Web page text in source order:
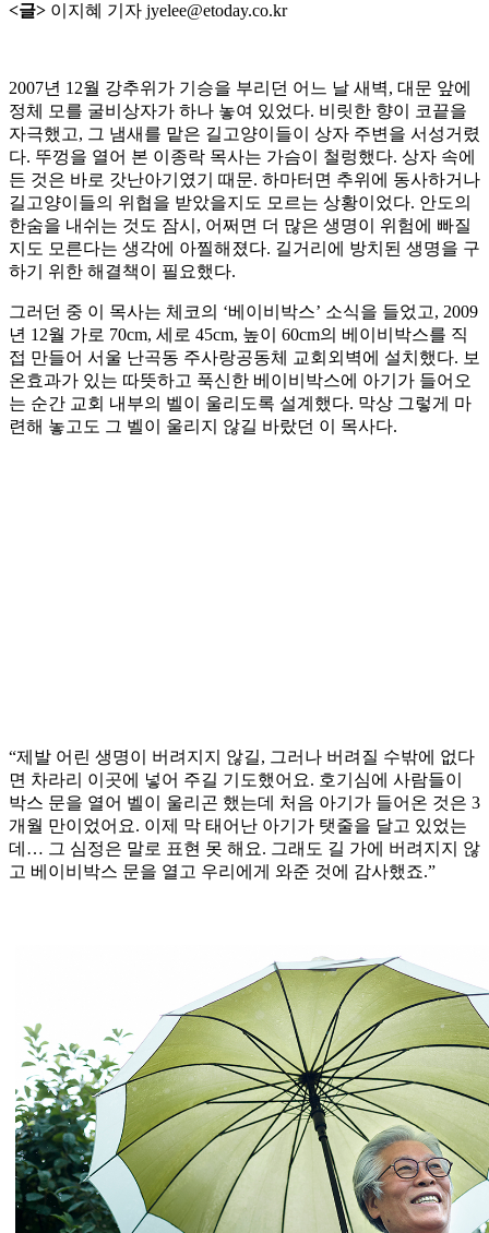
<글> 이지혜 기자 jyelee@etoday.co.kr
2007년 12월 강추위가 기승을 부리던 어느 날 새벽, 대문 앞에
정체 모를 굴비상자가 하나 놓여 있었다. 비릿한 향이 코끝을
자극했고, 그 냄새를 맡은 길고양이들이 상자 주변을 서성거렸
다. 뚜껑을 열어 본 이종락 목사는 가슴이 철렁했다. 상자 속에
든 것은 바로 갓난아기였기 때문. 하마터면 추위에 동사하거나
길고양이들의 위협을 받았을지도 모르는 상황이었다. 안도의
한숨을 내쉬는 것도 잠시, 어쩌면 더 많은 생명이 위험에 빠질
지도 모른다는 생각에 아찔해졌다. 길거리에 방치된 생명을 구
하기 위한 해결책이 필요했다.
그러던 중 이 목사는 체코의 ‘베이비박스’ 소식을 들었고, 2009
년 12월 가로 70cm, 세로 45cm, 높이 60cm의 베이비박스를 직
접 만들어 서울 난곡동 주사랑공동체 교회외벽에 설치했다. 보
온효과가 있는 따뜻하고 푹신한 베이비박스에 아기가 들어오
는 순간 교회 내부의 벨이 울리도록 설계했다. 막상 그렇게 마
련해 놓고도 그 벨이 울리지 않길 바랐던 이 목사다.
“제발 어린 생명이 버려지지 않길, 그러나 버려질 수밖에 없다
면 차라리 이곳에 넣어 주길 기도했어요. 호기심에 사람들이
박스 문을 열어 벨이 울리곤 했는데 처음 아기가 들어온 것은 3
개월 만이었어요. 이제 막 태어난 아기가 탯줄을 달고 있었는
데… 그 심정은 말로 표현 못 해요. 그래도 길 가에 버려지지 않
고 베이비박스 문을 열고 우리에게 와준 것에 감사했죠.”